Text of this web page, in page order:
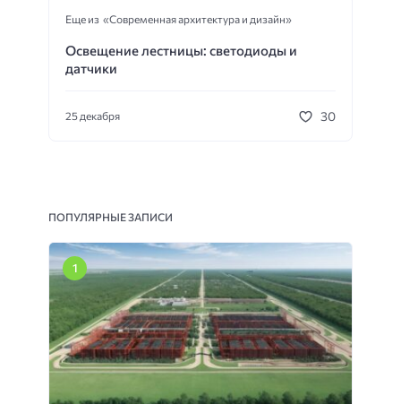
Еще из «Современная архитектура и дизайн»
Освещение лестницы: светодиоды и
датчики
25 декабря 30
ПОПУЛЯРНЫЕ ЗАПИСИ